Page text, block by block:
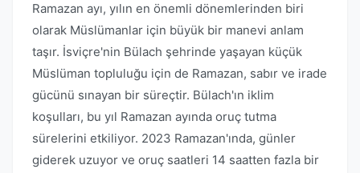
Ramazan ayı, yılın en önemli dönemlerinden biri
olarak Müslümanlar için büyük bir manevi anlam
taşır. İsviçre'nin Bülach şehrinde yaşayan küçük
Müslüman topluluğu için de Ramazan, sabır ve irade
gücünü sınayan bir süreçtir. Bülach'ın iklim
koşulları, bu yıl Ramazan ayında oruç tutma
sürelerini etkiliyor. 2023 Ramazan'ında, günler
giderek uzuyor ve oruç saatleri 14 saatten fazla bir